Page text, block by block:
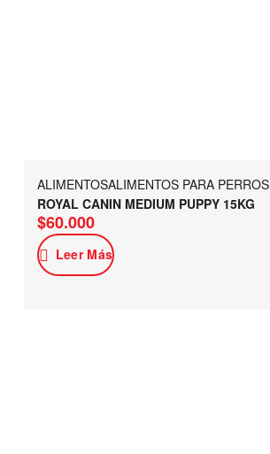
ALIMENTOSALIMENTOS PARA PERROS
ROYAL CANIN MEDIUM PUPPY 15KG
$60.000
Leer Más